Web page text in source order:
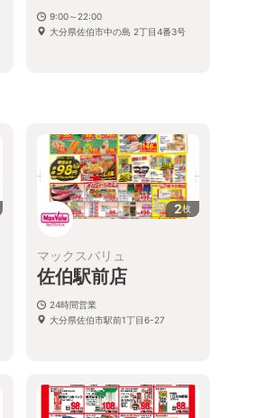
9:00～22:00
大分県佐伯市中の島 2丁目4番3号
2枚
マックスバリュ
佐伯駅前店
24時間営業
大分県佐伯市駅前1丁目6-27